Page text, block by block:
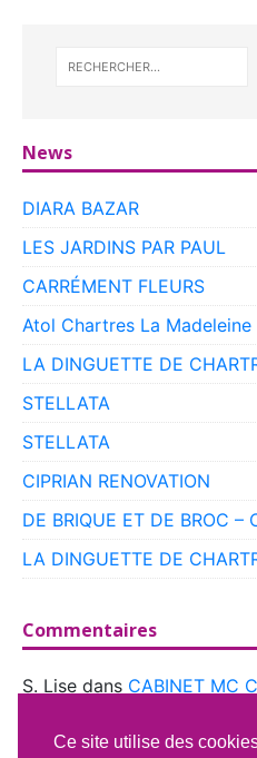
News
DIARA BAZAR
LES JARDINS PAR PAUL
CARRÉMENT FLEURS
Atol Chartres La Madeleine
LA DINGUETTE DE
STELLATA
STELLATA
CIPRIAN RENOVATION
DE BRIQUE ET DE BROC –
LA DINGUETTE DE
Commentaires
S. Lise dans CABINET MC
BEAUCE
Ce site utilise des